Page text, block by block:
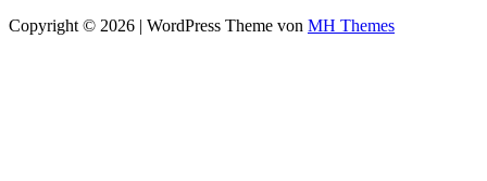
Copyright © 2026 | WordPress Theme von MH Themes